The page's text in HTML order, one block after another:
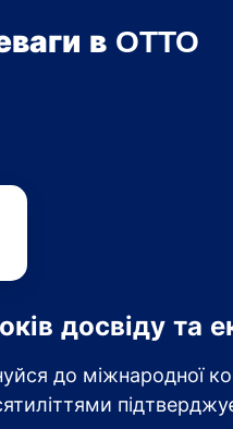
в OTTO
досвіду та
до міжнародної